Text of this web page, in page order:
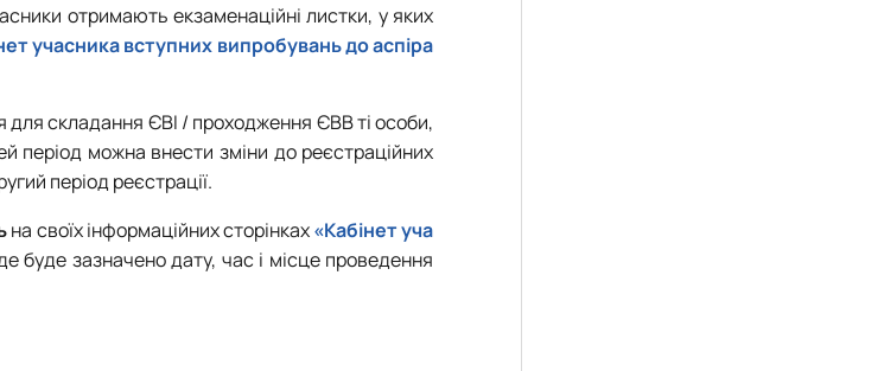
отримають екзаменаційні листки, у яких
учасника вступних випробувань до аспіра
складання ЄВІ / проходження ЄВВ ті особи,
період можна внести зміни до реєстраційних
період реєстрації.
на своїх інформаційних сторінках«Кабінет уча
буде зазначено дату, час і місце проведення